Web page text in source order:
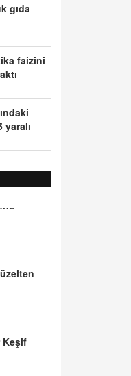
gıda
faizini
yaralı
Aralık